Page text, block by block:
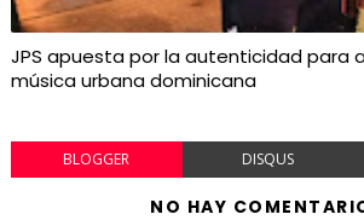
JPS apuesta por la autenticidad para
música urbana dominicana
BLOGGER DISQUS
NO HAY